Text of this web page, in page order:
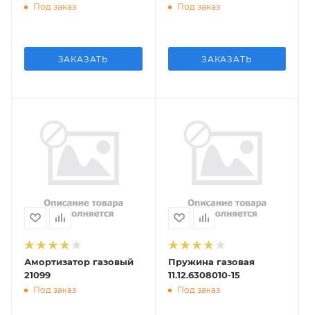
Под заказ
ЗАКАЗАТЬ
Под заказ
ЗАКАЗАТЬ
Амортизатор газовый
21099
Под заказ
Пружина газовая
11.12.6308010-15
Под заказ